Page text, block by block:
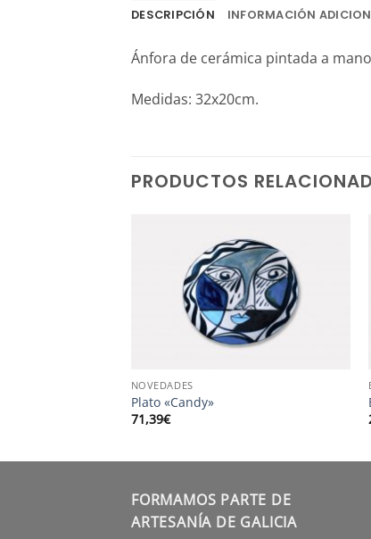
DESCRIPCIÓN INFORMACIÓN
Ánfora de cerámica pintada a
Medidas: 32x20cm.
PRODUCTOS
NOVEDADES
Plato «Candy»
71,39€
FORMAMOS PARTE DE
ARTESANÍA DE GALICIA